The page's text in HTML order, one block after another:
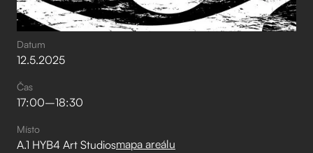
Datum
12.5.2025
Čas
17:00–⁠18:30
Místo
A.1 HYB4 Art Studiosmapa areálu